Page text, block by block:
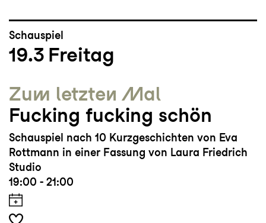
Schauspiel
19.3 Freitag
Zum letzten Mal
Fucking fucking schön
Schauspiel nach 10 Kurzgeschichten von Eva
Rottmann in einer Fassung von Laura Friedrich
Studio
19:00 - 21:00